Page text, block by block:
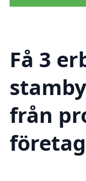
Få 3
från
företag